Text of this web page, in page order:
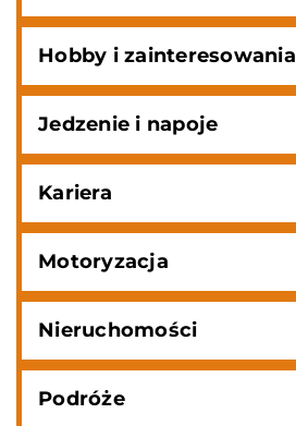
Hobby i zainteresowania
Jedzenie i napoje
Kariera
Motoryzacja
Nieruchomości
Podróże